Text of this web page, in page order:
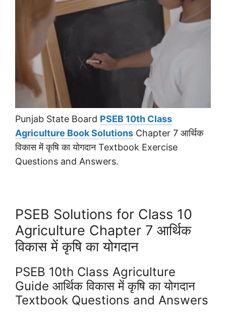
Punjab State Board PSEB 10th Class
Agriculture Book Solutions Chapter 7 आर्थिक
विकास में कृषि का योगदान Textbook Exercise
Questions and Answers.
PSEB Solutions for Class 10
Agriculture Chapter 7 आर्थिक
विकास में कृषि का योगदान
PSEB 10th Class Agriculture
Guide आर्थिक विकास में कृषि का योगदान
Textbook Questions and Answers